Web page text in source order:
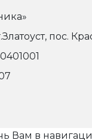
пос.
Вам в